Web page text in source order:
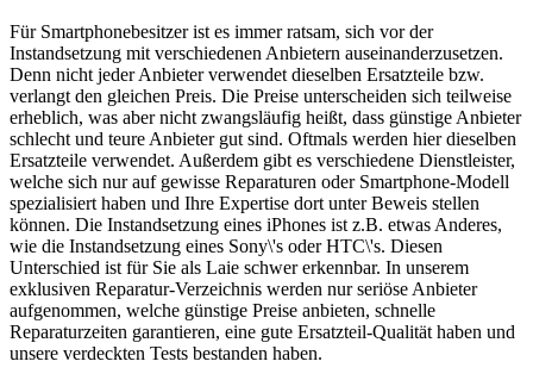
Für Smartphonebesitzer ist es immer ratsam, sich vor der
Instandsetzung mit verschiedenen Anbietern auseinanderzusetzen.
Denn nicht jeder Anbieter verwendet dieselben Ersatzteile bzw.
verlangt den gleichen Preis. Die Preise unterscheiden sich teilweise
erheblich, was aber nicht zwangsläufig heißt, dass günstige Anbieter
schlecht und teure Anbieter gut sind. Oftmals werden hier dieselben
Ersatzteile verwendet. Außerdem gibt es verschiedene Dienstleister,
welche sich nur auf gewisse Reparaturen oder Smartphone-Modell
spezialisiert haben und Ihre Expertise dort unter Beweis stellen
können. Die Instandsetzung eines iPhones ist z.B. etwas Anderes,
wie die Instandsetzung eines Sony\'s oder HTC\'s. Diesen
Unterschied ist für Sie als Laie schwer erkennbar. In unserem
exklusiven Reparatur-Verzeichnis werden nur seriöse Anbieter
aufgenommen, welche günstige Preise anbieten, schnelle
Reparaturzeiten garantieren, eine gute Ersatzteil-Qualität haben und
unsere verdeckten Tests bestanden haben.